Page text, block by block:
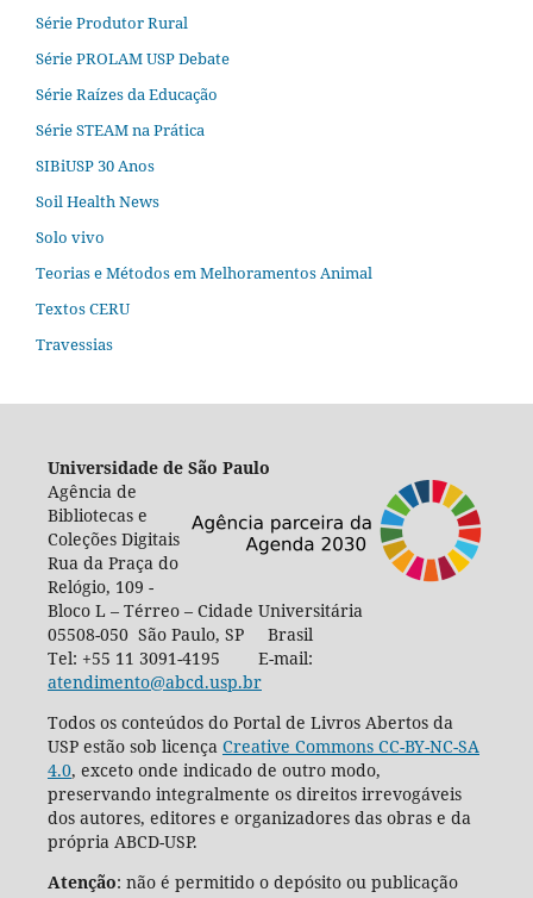
Série Produtor Rural
Série PROLAM USP Debate
Série Raízes da Educação
Série STEAM na Prática
SIBiUSP 30 Anos
Soil Health News
Solo vivo
Teorias e Métodos em Melhoramentos Animal
Textos CERU
Travessias
Universidade de São Paulo
Agência de
Bibliotecas e
Coleções Digitais
Rua da Praça do
Relógio, 109 -
Bloco L – Térreo – Cidade Universitária
05508-050 São Paulo, SP Brasil
Tel: +55 11 3091-4195 E-mail:
atendimento@abcd.usp.br
Todos os conteúdos do Portal de Livros Abertos da
USP estão sob licença Creative Commons CC-BY-NC-SA
4.0, exceto onde indicado de outro modo,
preservando integralmente os direitos irrevogáveis
dos autores, editores e organizadores das obras e da
própria ABCD-USP.
Atenção: não é permitido o depósito ou publicação